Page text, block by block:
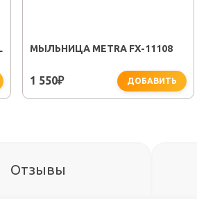
МЫЛЬНИЦА METRA FX-11108
1 550₽ ДОБАВИТЬ
Отзывы